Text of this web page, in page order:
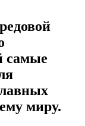
самые
миру.